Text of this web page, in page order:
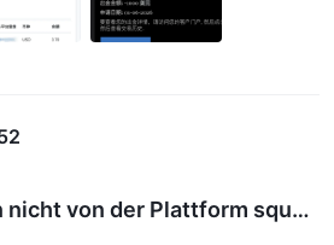
nicht von der Plattform squar